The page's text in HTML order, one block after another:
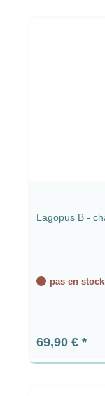
Lagopus B -
pas en
Prix régulier :
69,90 €